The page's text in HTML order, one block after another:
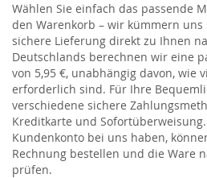
Wählen Sie einfach das passende
den Warenkorb – wir kümmern
sichere Lieferung direkt zu Ihnen
Deutschlands berechnen wir eine
von 5,95 €, unabhängig davon, wie
erforderlich sind. Für Ihre
verschiedene sichere
Kreditkarte und
Kundenkonto bei uns haben,
Rechnung bestellen und die Ware
prüfen.